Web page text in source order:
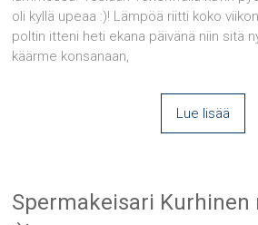
oli kyllä upeaa :)! Lämpöä riitti koko
poltin itteni heti ekana päivänä niin sitä
käärme konsanaan,
Lue lisää
Spermakeisari Kurhinen